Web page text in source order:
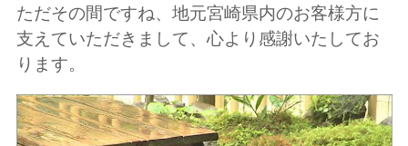
ただその間ですね、地元宮崎県内のお客様方に
支えていただきまして、心より感謝いたしてお
ります。